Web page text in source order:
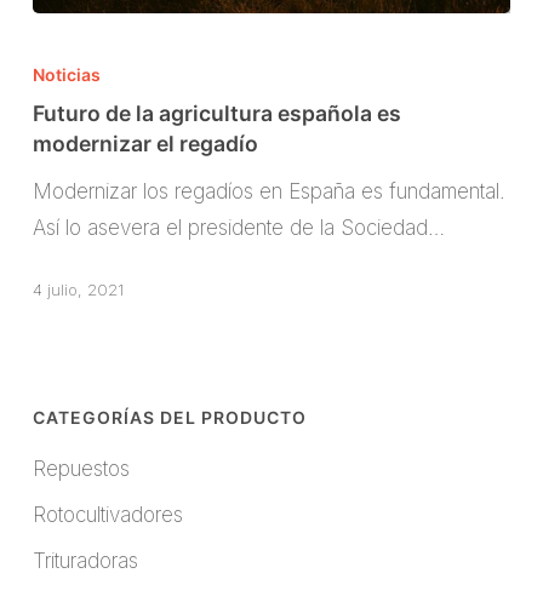
de
la
agricultura
el
Noticias
Futuro de la agricultura española es
modernizar el regadío
Modernizar los regadíos en España es fundamental.
Así lo asevera el presidente de la Sociedad…
4 julio, 2021
CATEGORÍAS DEL PRODUCTO
Repuestos
Rotocultivadores
Trituradoras